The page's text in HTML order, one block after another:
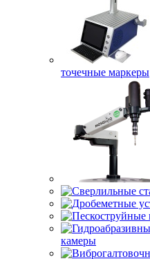
точечные маркеры
камеры